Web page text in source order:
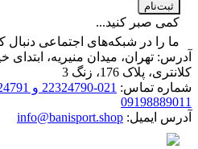
صبر کنید...
را در شبکه‌های اجتماعی دنبال کنید:
تهران، میدان منیریه، ابتدای
پلاک 176، زنگ 3
تماس:
ایمیل: info@banisport.shop